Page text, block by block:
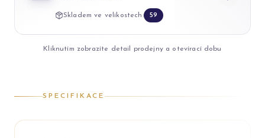
Skladem ve velikostech: 59
Kliknutím zobrazíte detail prodejny a otevírací dobu
SPECIFIKACE